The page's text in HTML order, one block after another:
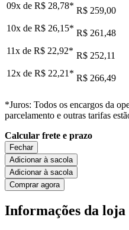
09x de R$ 28,78* R$ 259,00
10x de R$ 26,15* R$ 261,48
11x de R$ 22,92* R$ 252,11
12x de R$ 22,21 * R$ 266,49
*Juros: Todos os encargos da
parcelamento e outras tarifas
Calcular frete e prazo
Fechar
Adicionar à sacola
Adicionar à sacola
Comprar agora
Informações da loja